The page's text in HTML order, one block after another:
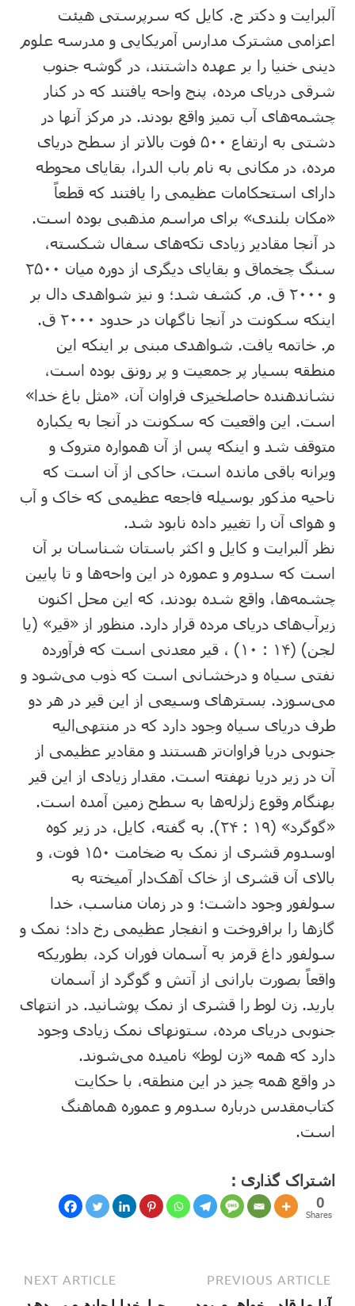
آلبرایت‌ و دکتر ج‌. کایل‌ که‌ سرپرستی‌ هیئت‌
اعزامی‌ مشترک‌ مدارس‌ آمریکایی‌ و مدرسه‌ علوم‌
دینی‌ خنیا را بر عهده‌ داشتند، در گوشه‌ جنوب‌
شرقی‌ دریای‌ مرده‌، پنج‌ واحه‌ یافتند که‌ در کنار
چشمه‌های‌ آب‌ تمیز واقع‌ بودند. در مرکز آنها در
دشتی‌ به‌ ارتفاع‌ ۵۰۰ فوت‌ بالاتر از سطح‌ دریای‌
مرده‌، در مکانی‌ به‌ نام‌ باب‌ الدرا، بقایای‌ محوطه‌
دارای‌ استحکامات‌ عظیمی‌ را یافتند که‌ قطعاً
«مکان‌ بلندی‌» برای‌ مراسم‌ مذهبی‌ بوده‌ است‌.
در آنجا مقادیر زیادی‌ تکه‌های‌ سفال‌ شکسته‌،
سنگ‌ چخماق‌ و بقایای‌ دیگری‌ از دوره‌ میان‌ ۲۵۰۰
و ۲۰۰۰ ق‌. م‌. کشف‌ شد؛ و نیز شواهدی‌ دال‌ بر
اینکه‌ سکونت‌ در آنجا ناگهان‌ در حدود ۲۰۰۰ ق‌.
م‌. خاتمه‌ یافت‌. شواهدی‌ مبنی‌ بر اینکه‌ این‌
منطقه‌ بسیار پر جمعیت‌ و پر رونق‌ بوده‌ است‌،
نشاندهنده‌ حاصلخیزی‌ فراوان‌ آن‌، «مثل‌ باغ‌ خدا»
است‌. این‌ واقعیت‌ که‌ سکونت‌ در آنجا به‌ یکباره‌
متوقف‌ شد و اینکه‌ پس‌ از آن‌ همواره‌ متروک‌ و
ویرانه‌ باقی‌ مانده‌ است‌، حاکی‌ از آن‌ است‌ که‌
ناحیه‌ مذکور بوسیله‌ فاجعه‌ عظیمی‌ که‌ خاک‌ و آب‌
و هوای‌ آن‌ را تغییر داده‌ نابود شد.
نظر آلبرایت‌ و کایل‌ و اکثر باستان‌ شناسان‌ بر آن‌
است‌ که‌ سدوم‌ و عموره‌ در این‌ واحه‌ها و تا پایین‌
چشمه‌ها، واقع‌ شده‌ بودند، که‌ این‌ محل‌ اکنون‌
زیرآب‌های‌ دریای‌ مرده‌ قرار دارد. منظور از «قیر» (یا
لجن‌) (۱۴ : ۱۰) ، قیر معدنی‌ است‌ که‌ فرآورده‌
نفتی‌ سیاه‌ و درخشانی‌ است‌ که‌ ذوب‌ می‌شود و
می‌سوزد. بسترهای‌ وسیعی‌ از این‌ قیر در هر دو
طرف‌ دریای‌ سیاه‌ وجود دارد که‌ در منتهی‌الیه‌
جنوبی‌ دریا فراوان‌تر هستند و مقادیر عظیمی‌ از
آن‌ در زیر دریا نهفته‌ است‌. مقدار زیادی‌ از این‌ قیر
بهنگام‌ وقوع‌ زلزله‌ها به‌ سطح‌ زمین‌ آمده‌ است‌.
«گوگرد» (۱۹ : ۲۴). به‌ گفته‌، کایل‌، در زیر کوه‌
اوسدوم‌ قشری‌ از نمک‌ به‌ ضخامت‌ ۱۵۰ فوت‌، و
بالای‌ آن‌ قشری‌ از خاک‌ آهک‌دار آمیخته‌ به‌
سولفور وجود داشت‌؛ و در زمان‌ مناسب‌، خدا
گازها را برافروخت‌ و انفجار عظیمی‌ رخ‌ داد؛ نمک‌ و
سولفور داغ‌ قرمز به‌ آسمان‌ فوران‌ کرد، بطوریکه‌
واقعاً بصورت‌ بارانی‌ از آتش‌ و گوگرد از آسمان‌
بارید. زن‌ لوط‌ را قشری‌ از نمک‌ پوشانید. در انتهای‌
جنوبی‌ دریای‌ مرده‌، ستونهای‌ نمک‌ زیادی‌ وجود
دارد که‌ همه‌ «زن‌ لوط‌» نامیده‌ می‌شوند.
در واقع‌ همه‌ چیز در این‌ منطقه‌، با حکایت‌
کتاب‌مقدس‌ درباره‌ سدوم‌ و عموره‌ هماهنگ‌
است‌.
اشتراک گذاری :
0
Shares
PREVIOUS ARTICLE
NEXT ARTICLE